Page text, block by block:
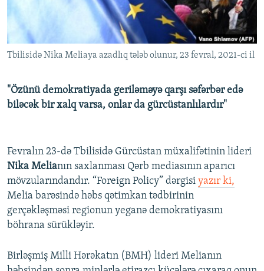
İSLAM VƏ DEMOKRATIYA
İZ - MƏDƏNIYYƏT PROQRAMI
PEŞƏ ETIKASI VƏ JURNALISTIKA STANDARTLARIMIZ
MATERIALLARIMIZDAN ISTIFADƏ
AZADLIQRADIOSU MOBIL TELEFONUNUZDA
XƏBƏR BÜLLETENLƏRIMIZ
BIZI IZLƏ
RFE/RL-in bütün saytları
Tbilisidə Nika Meliaya azadlıq tələb olunur, 23 fevral, 2021-ci il
"Özünü demokratiyada geriləməyə qarşı səfərbər edə
biləcək bir xalq varsa, onlar da gürcüstanlılardır"
Fevralın 23-də Tbilisidə Gürcüstan müxalifətinin lideri
Nika Melianın saxlanması Qərb mediasının aparıcı
mövzularındandır. “Foreign Policy” dərgisi yazır ki,
Melia barəsində həbs qətimkan tədbirinin
gerçəkləşməsi regionun yeganə demokratiyasını
böhrana sürükləyir.
Birləşmiş Milli Hərəkatın (BMH) lideri Melianın